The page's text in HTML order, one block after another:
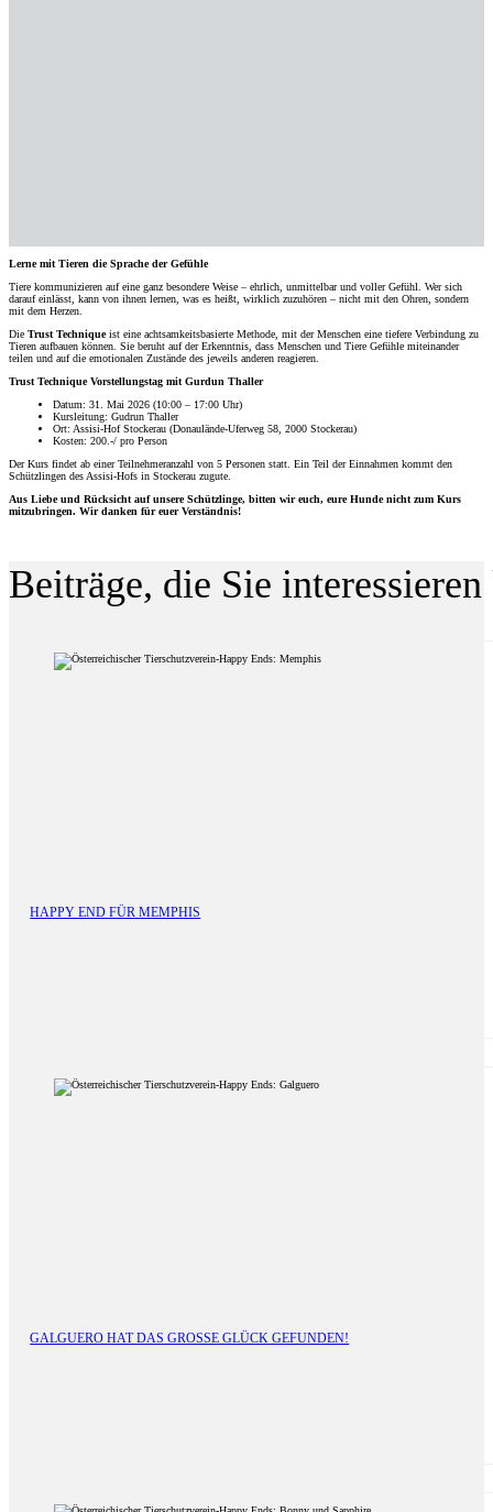
Lerne mit Tieren die Sprache der Gefühle
Tiere kommunizieren auf eine ganz besondere Weise – ehrlich, unmittelbar und voller Gefühl. Wer sich
darauf einlässt, kann von ihnen lernen, was es heißt, wirklich zuzuhören – nicht mit den Ohren, sondern
mit dem Herzen.
Die Trust Techniqueist eine achtsamkeitsbasierte Methode, mit der Menschen eine tiefere Verbindung zu
Tieren aufbauen können. Sie beruht auf der Erkenntnis, dass Menschen und Tiere Gefühle miteinander
teilen und auf die emotionalen Zustände des jeweils anderen reagieren.
Trust Technique Vorstellungstag mit Gurdun Thaller
Datum: 31. Mai 2026 (10:00 – 17:00 Uhr)
Kursleitung: Gudrun Thaller
Ort: Assisi-Hof Stockerau (Donaulände-Uferweg 58, 2000 Stockerau)
Kosten: 200.-/ pro Person
Der Kurs findet ab einer Teilnehmeranzahl von 5 Personen statt. Ein Teil der Einnahmen kommt den
Schützlingen des Assisi-Hofs in Stockerau zugute.
Aus Liebe und Rücksicht auf unsere Schützlinge, bitten wir euch, eure Hunde nicht zum Kurs
mitzubringen. Wir danken für euer Verständnis!
Beiträge, die Sie
HAPPY END FÜR MEMPHIS
GALGUERO HAT DAS GROSSE GLÜCK GEFUNDEN!